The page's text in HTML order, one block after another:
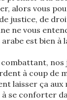
alors vous
justice, de
ne vous
est bien à
nos
à coup de
laisser ça aux
à se conforter